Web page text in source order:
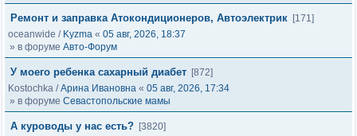
Ремонт и заправка Атокондиционеров, Автоэлектрик [171]
oceanwide / Kyzma « 05 авг, 2026, 18:37
» в форуме Авто-Форум
У моего ребенка сахарный диабет [872]
Kostochka /Арина Ивановна « 05 авг, 2026, 17:34
» в форуме Севастопольские мамы
А куроводы у нас есть? [3820]